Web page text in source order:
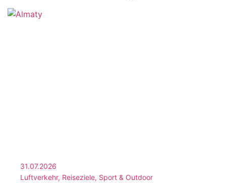
31.07.2026
Luftverkehr, Reiseziele, Sport & Outdoor